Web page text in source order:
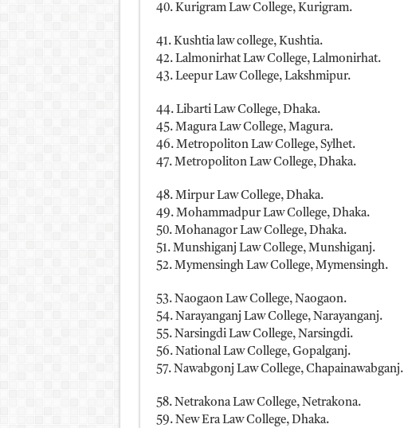
40. Kurigram Law College, Kurigram.
41. Kushtia law college, Kushtia.
42. Lalmonirhat Law College, Lalmonirhat.
43. Leepur Law College, Lakshmipur.
44. Libarti Law College, Dhaka.
45. Magura Law College, Magura.
46. Metropoliton Law College, Sylhet.
47. Metropoliton Law College, Dhaka.
48. Mirpur Law College, Dhaka.
49. Mohammadpur Law College, Dhaka.
50. Mohanagor Law College, Dhaka.
51. Munshiganj Law College, Munshiganj.
52. Mymensingh Law College, Mymensingh.
53. Naogaon Law College, Naogaon.
54. Narayanganj Law College, Narayanganj.
55. Narsingdi Law College, Narsingdi.
56. National Law College, Gopalganj.
57. Nawabgonj Law College, Chapainawabganj.
58. Netrakona Law College, Netrakona.
59. New Era Law College, Dhaka.